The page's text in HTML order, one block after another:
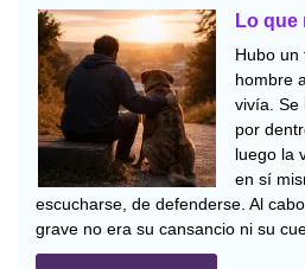
Lo que
Hubo un
hombre
vivía. Se
por
luego la
en sí
escucharse, de defenderse. Al
grave no era su cansancio ni su